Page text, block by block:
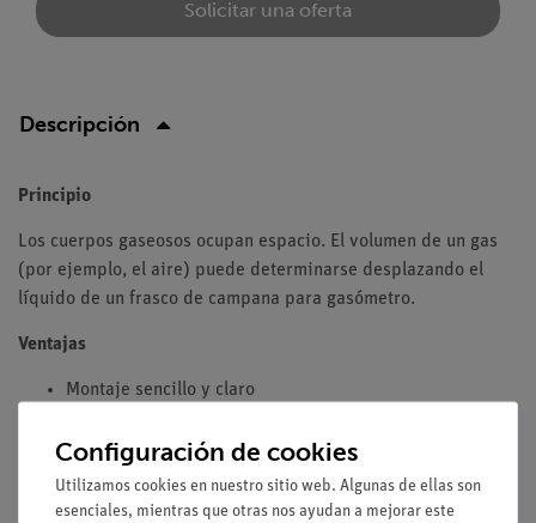
Solicitar una oferta
Descripción
Principio
Los cuerpos gaseosos ocupan espacio. El volumen de un gas
(por ejemplo, el aire) puede determinarse desplazando el
líquido de un frasco de campana para gasómetro.
Ventajas
Montaje sencillo y claro
poco esfuerzo
Configuración de cookies
Utilizamos cookies en nuestro sitio web. Algunas de ellas son
esenciales, mientras que otras nos ayudan a mejorar este